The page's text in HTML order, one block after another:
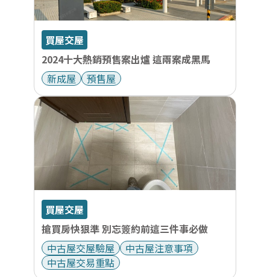
買屋交屋
2024十大熱銷預售案出爐 這兩案成黑馬
新成屋
預售屋
買屋交屋
搶買房快狠準 別忘簽約前這三件事必做
中古屋交屋驗屋
中古屋注意事項
中古屋交易重點